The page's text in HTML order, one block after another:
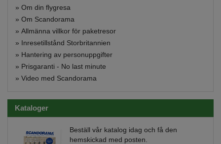
» Om din flygresa
» Om Scandorama
» Allmänna villkor för paketresor
» Inresetillstånd Storbritannien
» Hantering av personuppgifter
» Prisgaranti - No last minute
» Video med Scandorama
Kataloger
Beställ vår katalog idag och få den
hemskickad med posten.